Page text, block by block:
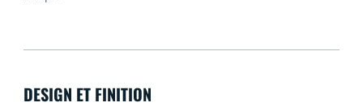
DESIGN ET FINITION